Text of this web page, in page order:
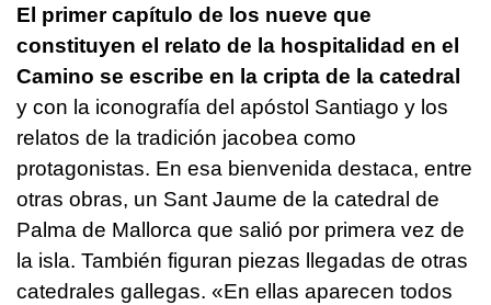
El primer capítulo de los nueve que
constituyen el relato de la hospitalidad en el
Camino se escribe en la cripta de la catedral
y con la iconografía del apóstol Santiago y los
relatos de la tradición jacobea como
protagonistas. En esa bienvenida destaca, entre
otras obras, un Sant Jaume de la catedral de
Palma de Mallorca que salió por primera vez de
la isla. También figuran piezas llegadas de otras
catedrales gallegas. «En ellas aparecen todos